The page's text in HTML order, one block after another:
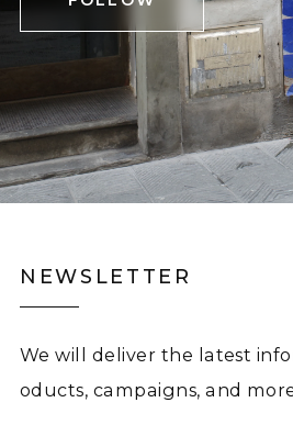
NEWSLETTER
We will deliver the latest
oducts, campaigns, and more